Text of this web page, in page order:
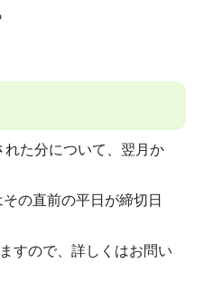
た分について、翌月か
の直前の平日が締切日
すので、詳しくはお問い